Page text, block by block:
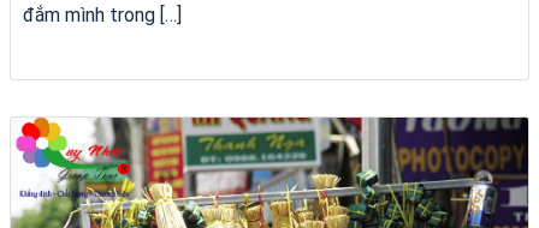
đắm mình trong […]
tour ghép Hòn Khô